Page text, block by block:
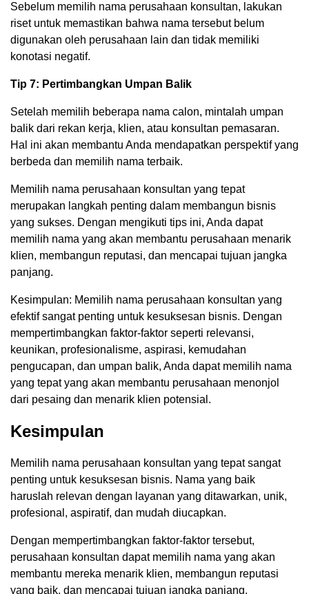
Sebelum memilih nama perusahaan konsultan, lakukan
riset untuk memastikan bahwa nama tersebut belum
digunakan oleh perusahaan lain dan tidak memiliki
konotasi negatif.
Tip 7: Pertimbangkan Umpan Balik
Setelah memilih beberapa nama calon, mintalah umpan
balik dari rekan kerja, klien, atau konsultan pemasaran.
Hal ini akan membantu Anda mendapatkan perspektif yang
berbeda dan memilih nama terbaik.
Memilih nama perusahaan konsultan yang tepat
merupakan langkah penting dalam membangun bisnis
yang sukses. Dengan mengikuti tips ini, Anda dapat
memilih nama yang akan membantu perusahaan menarik
klien, membangun reputasi, dan mencapai tujuan jangka
panjang.
Kesimpulan: Memilih nama perusahaan konsultan yang
efektif sangat penting untuk kesuksesan bisnis. Dengan
mempertimbangkan faktor-faktor seperti relevansi,
keunikan, profesionalisme, aspirasi, kemudahan
pengucapan, dan umpan balik, Anda dapat memilih nama
yang tepat yang akan membantu perusahaan menonjol
dari pesaing dan menarik klien potensial.
Kesimpulan
Memilih nama perusahaan konsultan yang tepat sangat
penting untuk kesuksesan bisnis. Nama yang baik
haruslah relevan dengan layanan yang ditawarkan, unik,
profesional, aspiratif, dan mudah diucapkan.
Dengan mempertimbangkan faktor-faktor tersebut,
perusahaan konsultan dapat memilih nama yang akan
membantu mereka menarik klien, membangun reputasi
yang baik, dan mencapai tujuan jangka panjang.